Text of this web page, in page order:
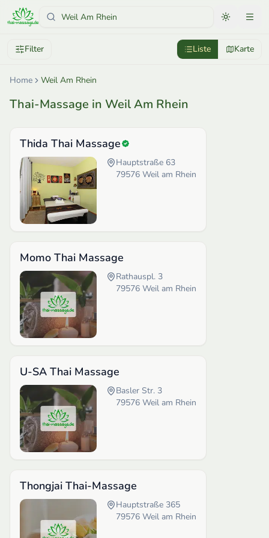
Filter Liste Karte
Home Weil Am Rhein
Thai-Massage in Weil Am Rhein
Thida Thai Massage
Hauptstraße 63
79576 Weil am Rhein
Momo Thai Massage
Rathauspl. 3
79576 Weil am Rhein
U-SA Thai Massage
Basler Str. 3
79576 Weil am Rhein
Thongjai Thai-Massage
Hauptstraße 365
79576 Weil am Rhein